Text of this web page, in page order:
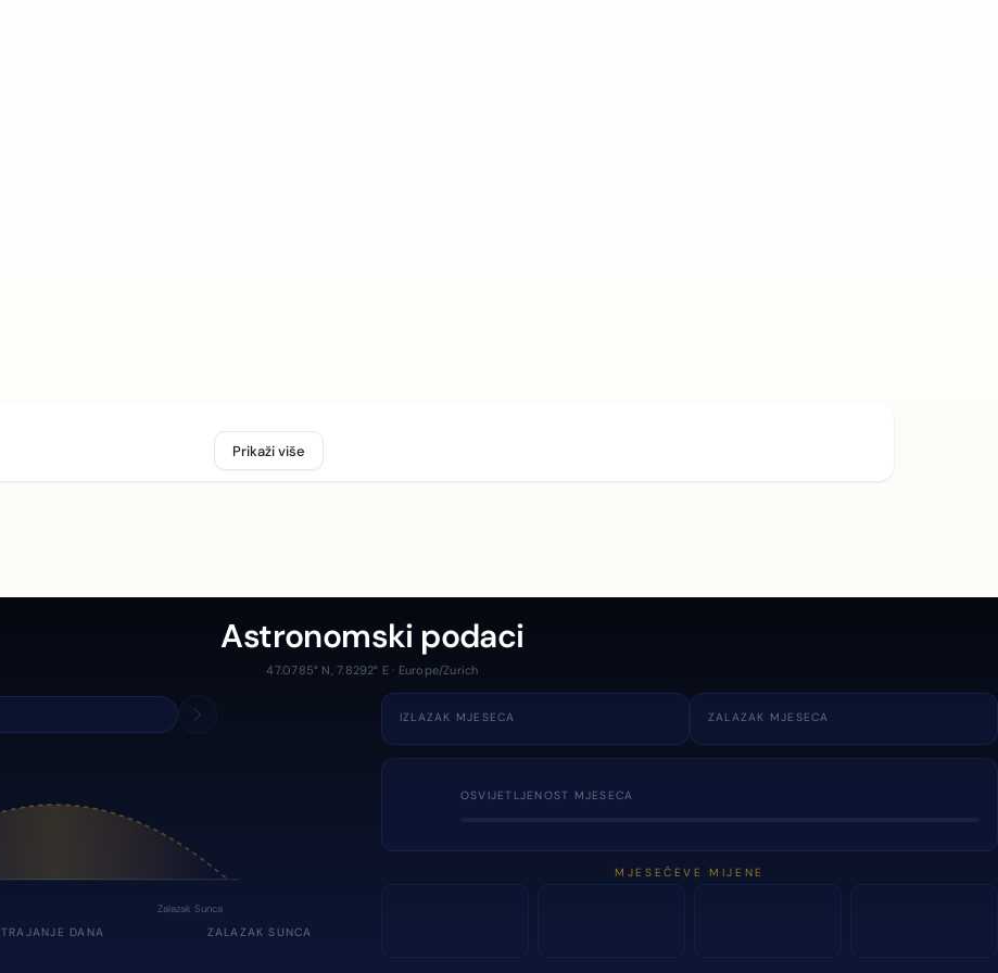
Prikaži više
Astronomski podaci
47.0785° N, 7.8292° E · Europe/Zurich
Zalazak Sunca
TRAJANJE DANA ZALAZAK SUNCA
IZLAZAK MJESECA ZALAZAK MJESECA
OSVIJETLJENOST MJESECA
MJESEČEVE MIJENE